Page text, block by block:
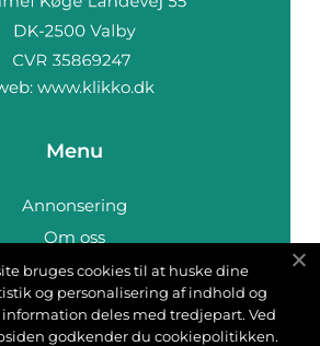
www.klikko.dk
Menu
Annonsering
Om oss
Cookies
Kontakta oss
Sitemap
bruges cookies til at huske dine
og personalisering af indhold og
deles med tredjepart. Ved
godkender du cookiepolitikken.